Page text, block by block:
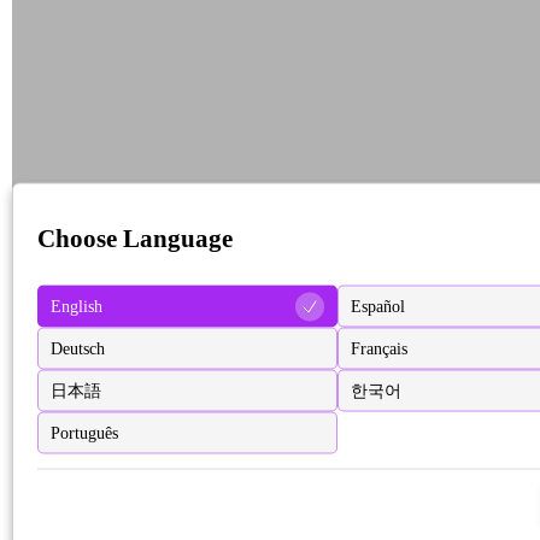
Choose Language
English Español
Deutsch Français
日本語 한국어
Português